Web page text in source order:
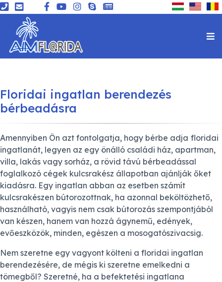
Floridai ingatlan berendezés
bérbeadásra
Amennyiben Ön azt fontolgatja, hogy bérbe adja floridai
ingatlanát, legyen az egy önálló családi ház, apartman,
villa, lakás vagy sorház, a rövid távú bérbeadással
foglalkozó cégek kulcsrakész állapotban ajánlják őket
kiadásra. Egy ingatlan abban az esetben számít
kulcsrakészen bútorozottnak, ha azonnal beköltözhető,
használható, vagyis nem csak bútorozás szempontjából
van készen, hanem van hozzá ágynemű, edények,
evőeszközök, minden, egészen a mosogatószivacsig.
Nem szeretne egy vagyont költeni a floridai ingatlan
berendezésére, de mégis ki szeretne emelkedni a
tömegből? Szeretné, ha a befektetési ingatlana